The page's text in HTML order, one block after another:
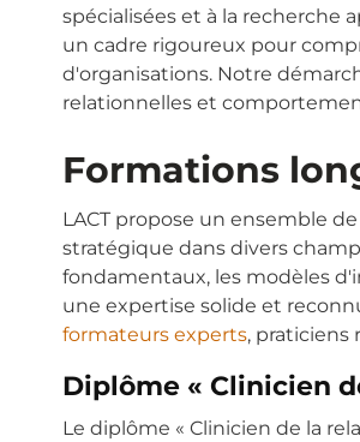
spécialisées et à la recherche
un cadre rigoureux pour
d'organisations. Notre
relationnelles et
Formations
LACT propose un ensemble
stratégique dans divers
fondamentaux, les modèles
une expertise solide et
formateurs experts,
Diplôme « Clinicien
Le diplôme « Clinicien de la